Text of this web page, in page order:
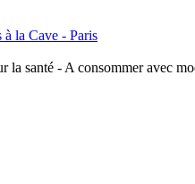
à la Cave - Paris
la santé - A consommer avec